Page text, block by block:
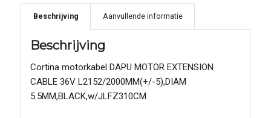
Beschrijving Aanvullende informatie
Beschrijving
Cortina motorkabel DAPU MOTOR EXTENSION
CABLE 36V L2152/2000MM(+/-5),DIAM
5.5MM,BLACK,w/JLFZ310CM